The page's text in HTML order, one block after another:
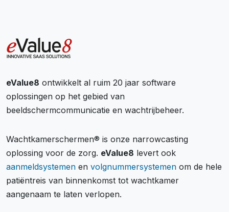
eValue8 ontwikkelt al ruim 20 jaar software
oplossingen op het gebied van
beeldschermcommunicatie en wachtrijbeheer.
Wachtkamerschermen® is onze narrowcasting
oplossing voor de zorg. eValue8 levert ook
aanmeldsystemen en volgnummersystemen om de hele
patiëntreis van binnenkomst tot wachtkamer
aangenaam te laten verlopen.